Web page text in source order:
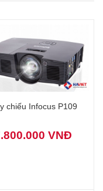
chiếu Infocus P109
VNĐ